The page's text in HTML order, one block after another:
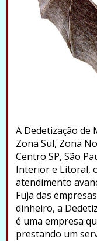
A Dedetização de
Zona Sul, Zona
Centro SP, São
Interior e Litoral,
atendimento
Fuja das
dinheiro, a
é uma empresa
prestando um